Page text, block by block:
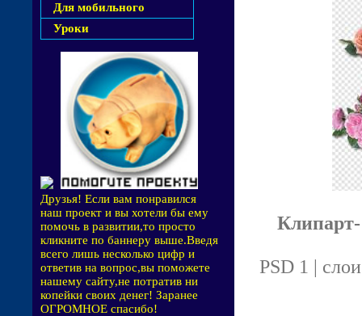
Для мобильного
Уроки
Друзья! Если вам понравился
наш проект и вы хотели бы ему
помочь в развитии,то просто
кликните по баннеру выше.Введя
всего лишь несколько цифр и
ответив на вопрос,вы поможете
нашему сайту,не потратив ни
копейки своих денег! Заранее
ОГРОМНОЕ спасибо!
Клипарт-
PSD 1 |